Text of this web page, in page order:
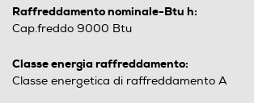
Raffreddamento nominale-Btu h:
Cap.freddo 9000 Btu
Classe energia raffreddamento:
Classe energetica di raffreddamento A